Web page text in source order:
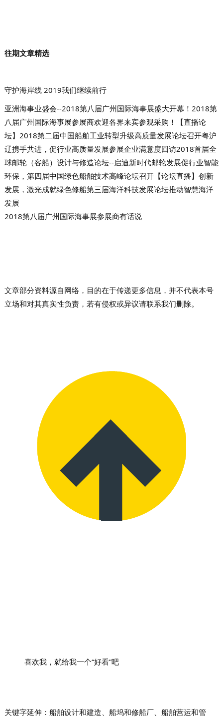
往期文章精选
守护海岸线 2019我们继续前行
亚洲海事业盛会--2018第八届广州国际海事展盛大开幕！ 2018第
八届广州国际海事展参展商欢迎各界来宾参观采购！
【直播论
坛】2018第二届中国船舶工业转型升级高质量发展论坛召开粤沪
辽携手共进，促行业高质量发展参展企业满意度回访2018首届全
球邮轮（客船）设计与修造论坛--启迪新时代邮轮发展促行业智能
环保，第四届中国绿色船舶技术高峰论坛召开【论坛直播】创新
发展，激光成就绿色修船第三届海洋科技发展论坛推动智慧海洋
发展
2018第八届广州国际海事展参展商有话说
文章部分资料源自网络，目的在于传递更多信息，并不代表本号
立场和对其真实性负责，若有侵权或异议请联系我们删除。
喜欢我，就给我一个“好看”吧
关键字延伸：船舶设计和建造、船坞和修船厂、船舶营运和管